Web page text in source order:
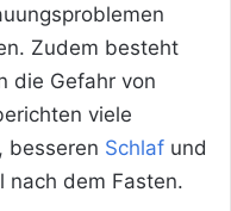
Zudem besteht
die Gefahr von
viele
besseren Schlaf und
nach dem Fasten.